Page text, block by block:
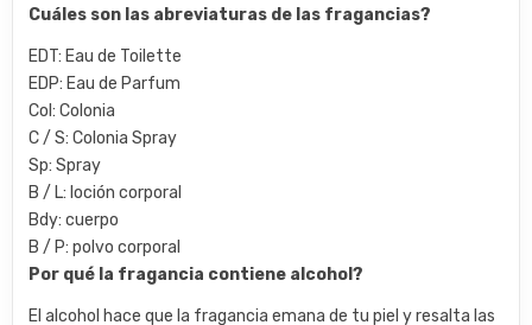
Cuáles son las abreviaturas de las fragancias?
EDT: Eau de Toilette
EDP: Eau de Parfum
Col: Colonia
C / S: Colonia Spray
Sp: Spray
B / L: loción corporal
Bdy: cuerpo
B / P: polvo corporal
Por qué la fragancia contiene alcohol?
El alcohol hace que la fragancia emana de tu piel y resalta las